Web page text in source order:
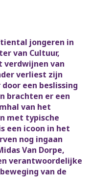
jongeren in
van Cultuur,
verdwijnen van
verliest zijn
een beslissing
brachten er een
van het
met typische
een icoon in het
nog ingaan
Van Dorpe,
verantwoordelijke
van de